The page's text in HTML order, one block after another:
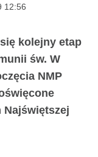
12:56
kolejny etap
św. W
NMP
Najświętszej